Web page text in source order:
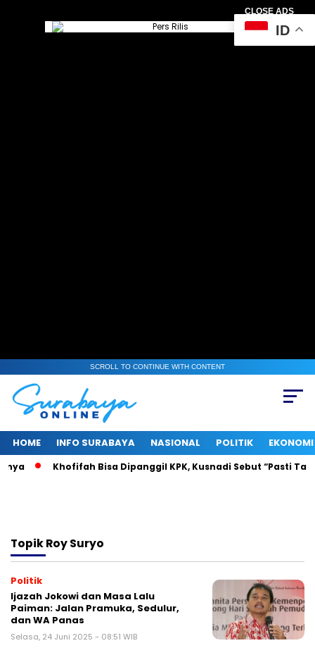
CLOSE ADS
SCROLL TO CONTINUE WITH CONTENT
HOME INFO SURABAYA NASIONAL POLITIK EKONOMI
Khofifah Bisa Dipanggil KPK, Kusnadi Sebut “Pasti
TopikRoy Suryo
Politik
Ijazah Jokowi dan Masa Lalu
Paiman: Jalan Pramuka, Sedulur,
dan WA Panas
Selasa, 24 Juni 2025 - 08:51 WIB
ID